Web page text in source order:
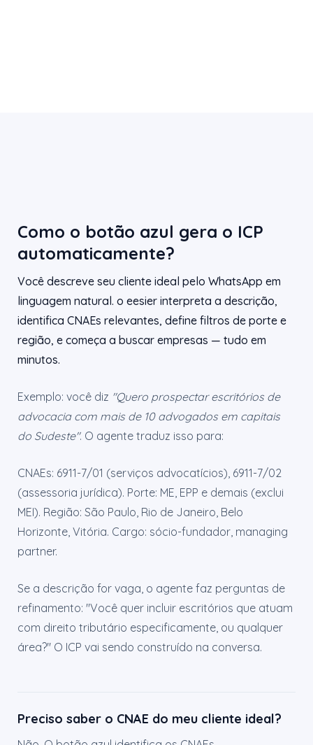
Como o botão azul gera o ICP
automaticamente?
Você descreve seu cliente ideal pelo WhatsApp em
linguagem natural. o eesier interpreta a descrição,
identifica CNAEs relevantes, define filtros de porte e
região, e começa a buscar empresas — tudo em
minutos.
Exemplo: você diz "Quero prospectar escritórios de
advocacia com mais de 10 advogados em capitais
do Sudeste". O agente traduz isso para:
CNAEs: 6911-7/01 (serviços advocatícios), 6911-7/02
(assessoria jurídica). Porte: ME, EPP e demais (exclui
MEI). Região: São Paulo, Rio de Janeiro, Belo
Horizonte, Vitória. Cargo: sócio-fundador, managing
partner.
Se a descrição for vaga, o agente faz perguntas de
refinamento: "Você quer incluir escritórios que atuam
com direito tributário especificamente, ou qualquer
área?" O ICP vai sendo construído na conversa.
Preciso saber o CNAE do meu cliente ideal?